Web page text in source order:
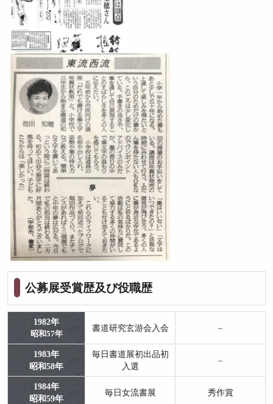
公募展受賞歴及び役職歴
1982年
昭和57年
書道研究玄游会入会 –
1983年
昭和58年
毎日書道展初出品初
入選
–
1984年
昭和59年
毎日女流書展 秀作賞